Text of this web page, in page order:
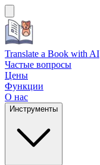
Translate a Book with AI
Частые вопросы
Цены
Функции
О нас
Инструменты